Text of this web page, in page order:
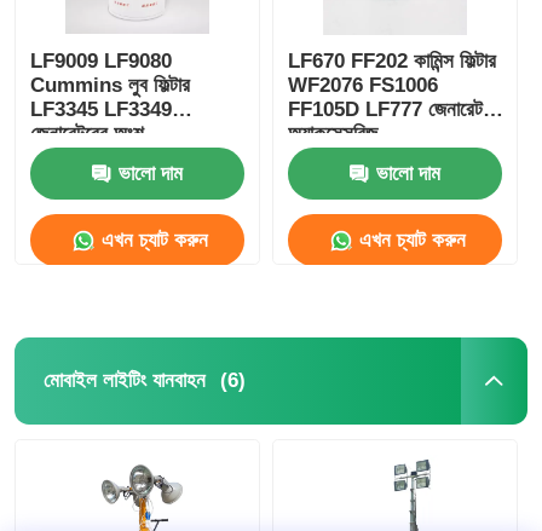
LF9009 LF9080
Cummins লুব ফিল্টার
LF3345 LF3349
জেনারেটরের অংশ
ভালো দাম
এখন চ্যাট করুন
LF670 FF202 কামিন্স ফিল্টার
WF2076 FS1006
FF105D LF777 জেনারেটর
অ্যাকসেসরিজ
ভালো দাম
এখন চ্যাট করুন
মোবাইল লাইটিং যানবাহন (6)